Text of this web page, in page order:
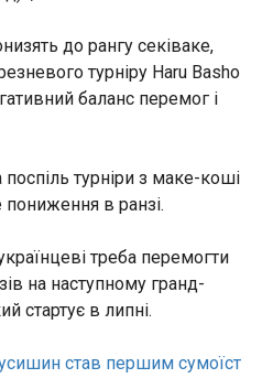
виступати за
усього, це пов’язано з
майбутнє в Ла-Лізі.
гравцем
на постійній основі за
Тим паче, що орендний
можливість
євро. Зарплата 28-
зменшення,
суму, ніж ту, яку
вирахування із
із Росією
Маргус Цахкна
європейські країни
від прямих
із Росією в
на полі бою. Про це
до рангу секіваке,
турніру Haru Basho
баланс перемог і
турніри з маке-коші
в ранзі.
треба перемогти
на наступному гранд-
стартує в липні.
став першим сумоїст